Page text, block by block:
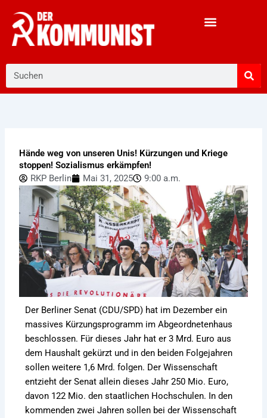
Inhalt
springen
Hände weg von unseren Unis! Kürzungen und Kriege
stoppen! Sozialismus erkämpfen!
RKP Berlin
Mai 31, 2025 9:00 a.m.
Der Berliner Senat (CDU/SPD) hat im Dezember ein
massives Kürzungsprogramm im Abgeordnetenhaus
beschlossen. Für dieses Jahr hat er 3 Mrd. Euro aus
dem Haushalt gekürzt und in den beiden Folgejahren
sollen weitere 1,6 Mrd. folgen. Der Wissenschaft
entzieht der Senat allein dieses Jahr 250 Mio. Euro,
davon 122 Mio. den staatlichen Hochschulen. In den
kommenden zwei Jahren sollen bei der Wissenschaft